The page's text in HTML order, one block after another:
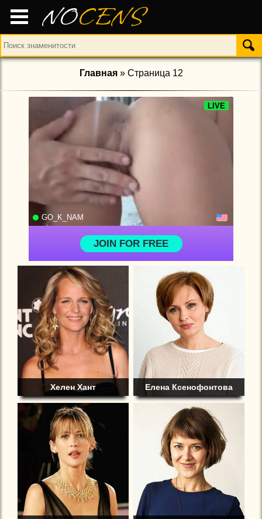
NOCENS
Главная» Страница 12
Хелен Хант Елена Ксенофонтова